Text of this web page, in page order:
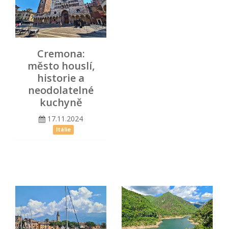
Cremona:
město houslí,
historie a
neodolatelné
kuchyně
17.11.2024
Itálie